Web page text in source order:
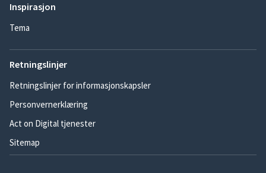
Inspirasjon
Tema
Retningslinjer
Retningslinjer for informasjonskapsler
Personvernerklæring
Act on Digital tjenester
Sitemap